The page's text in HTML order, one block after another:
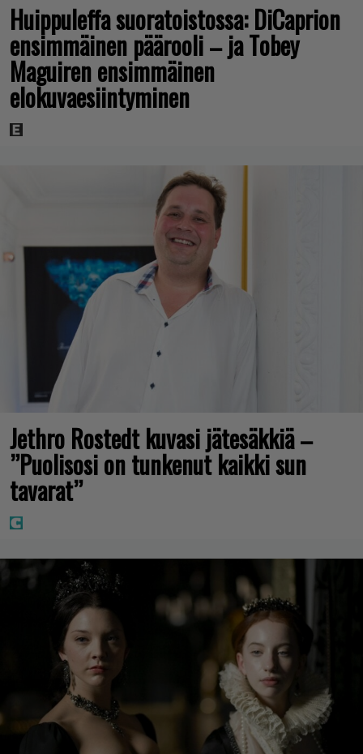
Huippuleffa suoratoistossa: DiCaprion
ensimmäinen päärooli – ja Tobey
Maguiren ensimmäinen
elokuvaesiintyminen
Jethro Rostedt kuvasi jätesäkkiä –
”Puolisosi on tunkenut kaikki sun
tavarat”